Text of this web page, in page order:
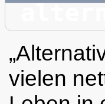
„
vielen